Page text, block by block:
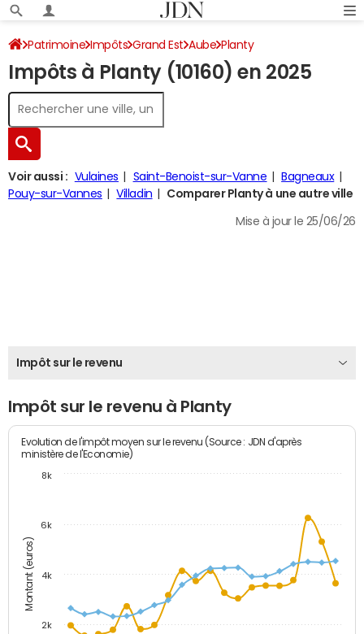
Patrimoine Impôts Grand Est Aube Planty
Impôt sur le revenu
Impôts à Planty (10160) en 2025
Voir aussi : Vulaines Saint-Benoist-sur-Vanne
Bagneaux
Pouy-sur-Vannes
Villadin Comparer Planty à une autre ville
Mise à jour le 25/06/26
Impôt sur le revenu
Impôt sur le revenu à Planty
Montant (euros)
Evolution de l'impôt moyen sur le revenu (Source : JDN d'après
ministère de l'Economie)
2k
4k
6k
8k